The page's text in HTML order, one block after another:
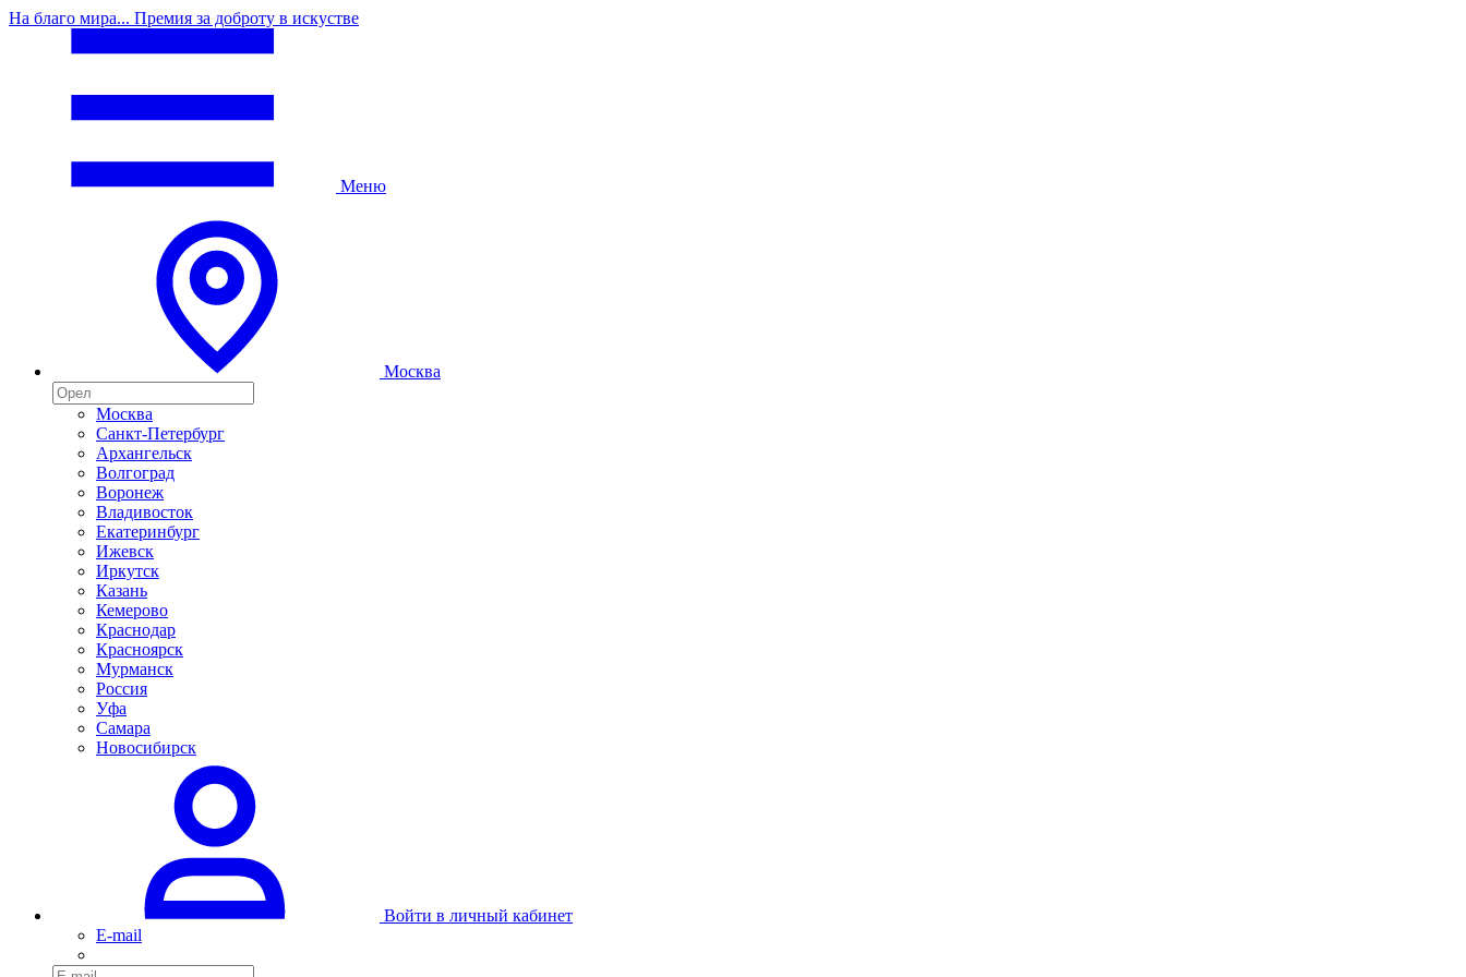
На благо мира... Премия за доброту в искустве
Меню
Москва
Москва
Санкт-Петербург
Архангельск
Волгоград
Воронеж
Владивосток
Екатеринбург
Ижевск
Иркутск
Казань
Кемерово
Краснодар
Красноярск
Мурманск
Россия
Уфа
Самара
Новосибирск
Войти в личный кабинет
E-mail